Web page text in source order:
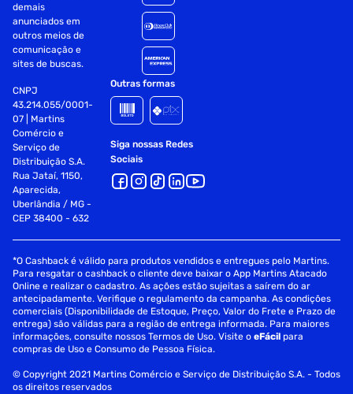
demais
anunciados em
outros meios de
comunicação e
sites de buscas.
CNPJ
43.214.055/0001-
07 | Martins
Comércio e
Serviço de
Distribuição S.A.
Rua Jataí, 1150,
Aparecida,
Uberlândia / MG -
CEP 38400 - 632
Outras formas
Siga nossas Redes
Sociais
*O Cashback é válido para produtos vendidos e entregues pelo Martins.
Para resgatar o cashback o cliente deve baixar o App Martins Atacado
Online e realizar o cadastro. As ações estão sujeitas a saírem do ar
antecipadamente. Verifique o regulamento da campanha. As condições
comerciais (Disponibilidade de Estoque, Preço, Valor do Frete e Prazo de
entrega) são válidas para a região de entrega informada. Para maiores
informações, consulte nossos Termos de Uso. Visite oeFácil para
compras de Uso e Consumo de Pessoa Física.
© Copyright 2021 Martins Comércio e Serviço de Distribuição S.A. - Todos
os direitos reservados